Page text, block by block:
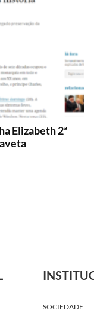
Elizabeth 2ª
SOCIEDADE